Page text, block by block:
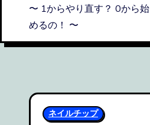
〜 1からやり直す？ 0から始
めるの！ 〜
ネイルチップ